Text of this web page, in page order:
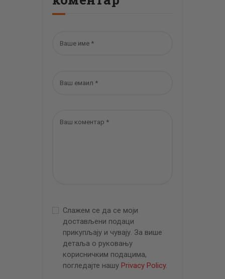
Слажем се да се моји
достављени подаци
прикупљају и чувају. За више
детаља о руковању
корисничким подацима,
погледајте нашу Privacy Policy.